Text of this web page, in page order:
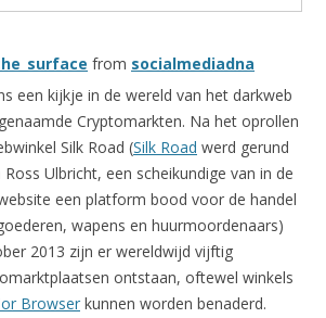
from socialmediadna
een kijkje in de wereld van het darkweb
Cryptomarkten. Na het oprollen
Silk Road (Silk Road werd gerund
Ulbricht, een scheikundige van in de
een platform bood voor de handel
wapens en huurmoordenaars)
2013 zijn er wereldwijd vijftig
ontstaan, oftewel winkels
Browser kunnen worden benaderd.